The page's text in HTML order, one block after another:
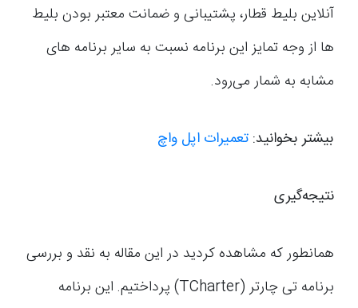
آنلاین بلیط قطار، پشتیبانی و ضمانت معتبر بودن بلیط
ها از وجه تمایز این برنامه نسبت به سایر برنامه های
مشابه به شمار می‌رود.
بیشتر بخوانید: تعمیرات اپل واچ
نتیجه‌گیری
همانطور که مشاهده کردید در این مقاله به نقد و بررسی
برنامه تی چارتر (TCharter) پرداختیم. این برنامه